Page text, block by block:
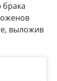
выложив